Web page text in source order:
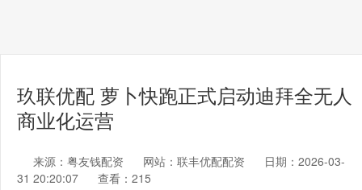
玖联优配 萝卜快跑正式启动迪拜全无人
商业化运营
来源：粤友钱配资 网站：联丰优配配资
日期：2026-03-
31 20:20:07
查看：215